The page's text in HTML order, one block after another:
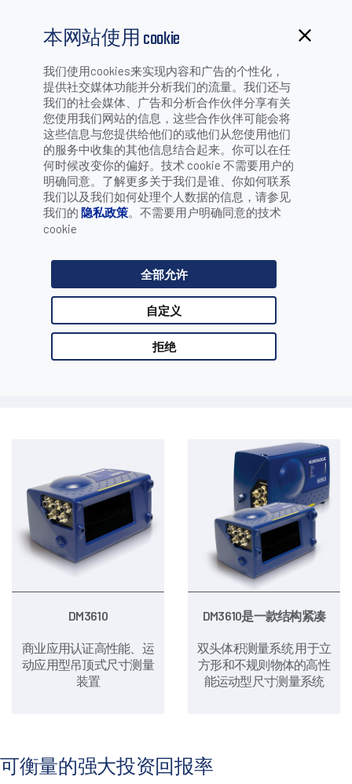
本网站使用 cookie
我们使用cookies来实现内容和广告的个性化，
提供社交媒体功能并分析我们的流量。我们还与
我们的社会媒体、广告和分析合作伙伴分享有关
您使用我们网站的信息，这些合作伙伴可能会将
这些信息与您提供给他们的或他们从您使用他们
的服务中收集的其他信息结合起来。你可以在任
何时候改变你的偏好。技术 cookie 不需要用户的
明确同意。了解更多关于我们是谁、你如何联系
我们以及我们如何处理个人数据的信息，请参见
我们的 隐私政策。不需要用户明确同意的技术
cookie
全部允许
自定义
拒绝
尺寸测量
按行业/应用筛选：
选择 行业
选择 应用
请选择一个或多个选项，并按下搜索按钮
DM3610
商业应用认证高性能、运
动应用型吊顶式尺寸测量
装置
DM3610是一款结构紧凑
双头体积测量系统 用于立
方形和不规则物体的高性
能运动型尺寸测量系统
可衡量的强大投资回报率